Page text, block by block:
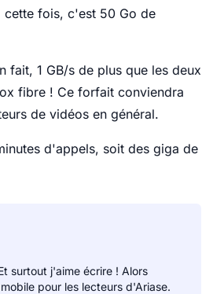
cette fois, c'est 50 Go de
fait, 1 GB/s de plus que les deux
fibre ! Ce forfait conviendra
de vidéos en général.
d'appels, soit des giga de
surtout j'aime écrire ! Alors
pour les lecteurs d'Ariase.